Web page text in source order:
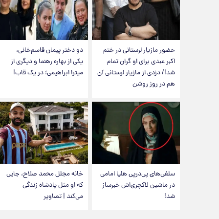
حضور مازیار لرستانی در ختم
اکبر عبدی برای او گران تمام
شد!/ دزدی از مازیار لرستانی آن
هم در روز روشن
دو دختر پیمان قاسم‌خانی،
یکی از بهاره رهنما و دیگری از
میترا ابراهیمی؛ در یک قاب!
سلفی‌های پی‌درپی هلیا امامی
در ماشین لاکچری‌اش خبرساز
شد!
خانه مجلل محمد صلاح، جایی
که او مثل پادشاه زندگی
می‌کند | تصاویر